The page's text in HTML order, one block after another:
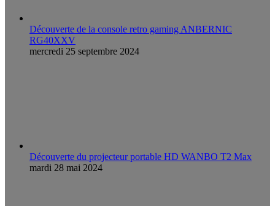
Découverte de la console retro gaming ANBERNIC
RG40XXV
mercredi 25 septembre 2024
Découverte du projecteur portable HD WANBO T2 Max
mardi 28 mai 2024